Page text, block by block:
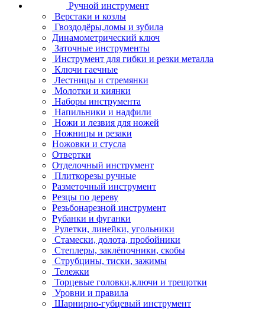
Ручной инструмент
Верстаки и козлы
Гвоздодёры,ломы и зубила
Динамометрический ключ
Заточные инструменты
Инструмент для гибки и резки металла
Ключи гаечные
Лестницы и стремянки
Молотки и киянки
Наборы инструмента
Напильники и надфили
Ножи и лезвия для ножей
Ножницы и резаки
Ножовки и стусла
Отвертки
Отделочный инструмент
Плиткорезы ручные
Разметочный инструмент
Резцы по дереву
Резьбонарезной инструмент
Рубанки и фуганки
Рулетки, линейки, угольники
Стамески, долота, пробойники
Степлеры, заклёпочники, скобы
Струбцины, тиски, зажимы
Тележки
Торцевые головки,ключи и трещотки
Уровни и правила
Шарнирно-губцевый инструмент